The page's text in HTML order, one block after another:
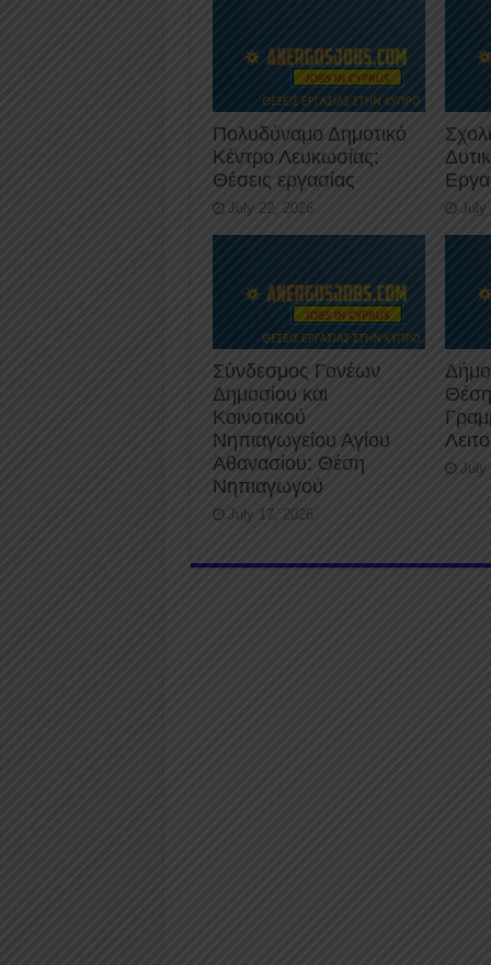
Πολυδύναμο Δημοτικό
Κέντρο Λευκωσίας:
Θέσεις εργασίας
July 22, 2026 July
Σύνδεσμος Γονέων
Δημοσίου και
Κοινοτικού
Νηπιαγωγείου Αγίου
Αθανασίου: Θέση
Νηπιαγωγού
July 17, 2026
July